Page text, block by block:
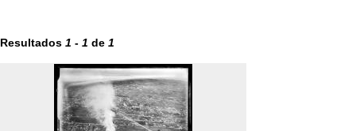
Resultados 1 - 1 de 1